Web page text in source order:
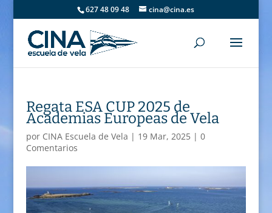
627 48 09 48 cina@cina.es
Regata ESA CUP 2025 de
Academias Europeas de Vela
por CINA Escuela de Vela | 19 Mar, 2025| 0
Comentarios